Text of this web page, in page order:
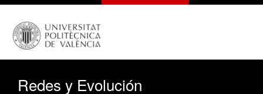
Redes y Evolución